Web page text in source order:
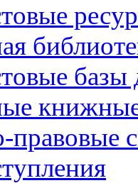
правовые